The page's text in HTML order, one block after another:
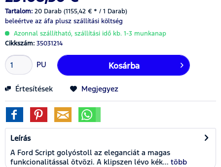
Tartalom: 20 Darab (1155,42 € * / 1 Darab)
beleértve az áfa plusz szállítási költség
Azonnal szállítható, szállítási idő kb. 1-3 munkanap
Cikkszám: 35031214
PU Kosárba
Értesítések Megjegyez
Leírás
A Ford Script golyóstoll az eleganciát a magas
funkcionalitással ötvözi. A klipszen lévo kék... több